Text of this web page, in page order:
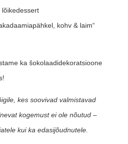
lõikedessert
kohv & laim“
ka šokolaadidekoratsioone
kes soovivad valmistavad
kogemust ei ole nõutud –
kui ka edasijõudnutele.